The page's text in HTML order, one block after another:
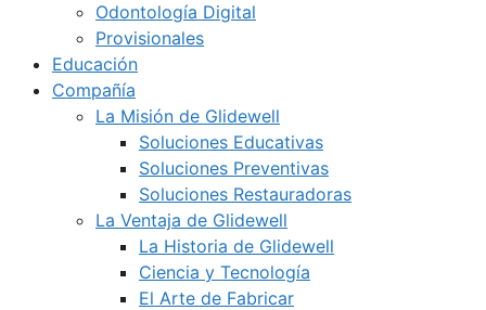
Odontología Digital
Provisionales
Educación
Compañía
La Misión de Glidewell
Soluciones Educativas
Soluciones Preventivas
Soluciones Restauradoras
La Ventaja de Glidewell
La Historia de Glidewell
Ciencia y Tecnología
El Arte de Fabricar